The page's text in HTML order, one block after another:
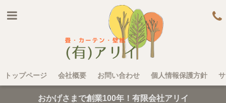
トップページ 会社概要 お問い合わせ 個人情報保護方針
おかげさまで創業100年！有限会社アリイ